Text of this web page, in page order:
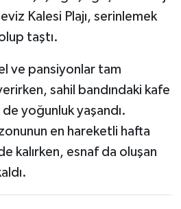
Kalesi Plajı, serinlemek
taştı.
ve pansiyonlar tam
sahil bandındaki kafe
yoğunluk yaşandı.
en hareketli hafta
kalırken, esnaf da oluşan